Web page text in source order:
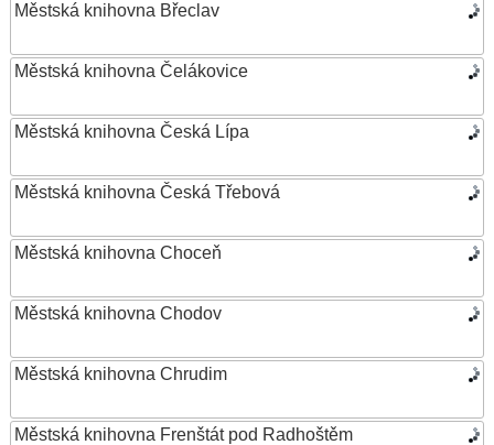
Městská knihovna Břeclav
Městská knihovna Čelákovice
Městská knihovna Česká Lípa
Městská knihovna Česká Třebová
Městská knihovna Choceň
Městská knihovna Chodov
Městská knihovna Chrudim
Městská knihovna Frenštát pod Radhoštěm